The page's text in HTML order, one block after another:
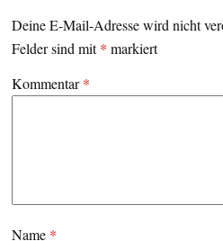
Deine E-Mail-Adresse wird nicht
Felder sind mit* markiert
Kommentar*
Name *